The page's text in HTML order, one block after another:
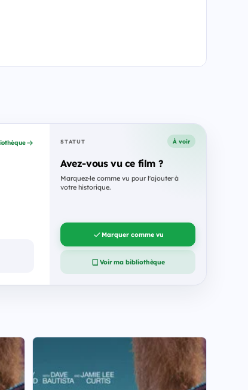
STATUT À voir
Avez-vous vu ce film ?
Marquez-le comme vu pour l'ajouter à
votre historique.
Marquer comme vu
Voir ma bibliothèque